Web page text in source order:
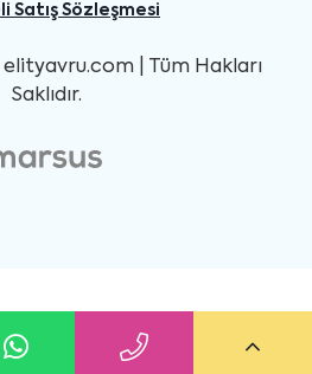
Satış Sözleşmesi
| Tüm Hakları
Saklıdır.